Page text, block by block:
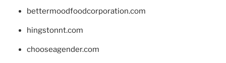
bettermoodfoodcorporation.com
hingstonnt.com
chooseagender.com